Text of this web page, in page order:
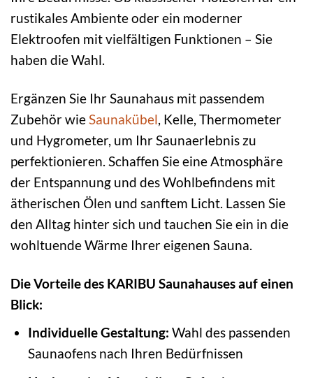
rustikales Ambiente oder ein moderner
Elektroofen mit vielfältigen Funktionen – Sie
haben die Wahl.
Ergänzen Sie Ihr Saunahaus mit passendem
Zubehör wieSaunakübel, Kelle, Thermometer
und Hygrometer, um Ihr Saunaerlebnis zu
perfektionieren. Schaffen Sie eine Atmosphäre
der Entspannung und des Wohlbefindens mit
ätherischen Ölen und sanftem Licht. Lassen Sie
den Alltag hinter sich und tauchen Sie ein in die
wohltuende Wärme Ihrer eigenen Sauna.
Die Vorteile des KARIBU Saunahauses auf einen
Blick:
Individuelle Gestaltung: Wahl des passenden
Saunaofens nach Ihren Bedürfnissen